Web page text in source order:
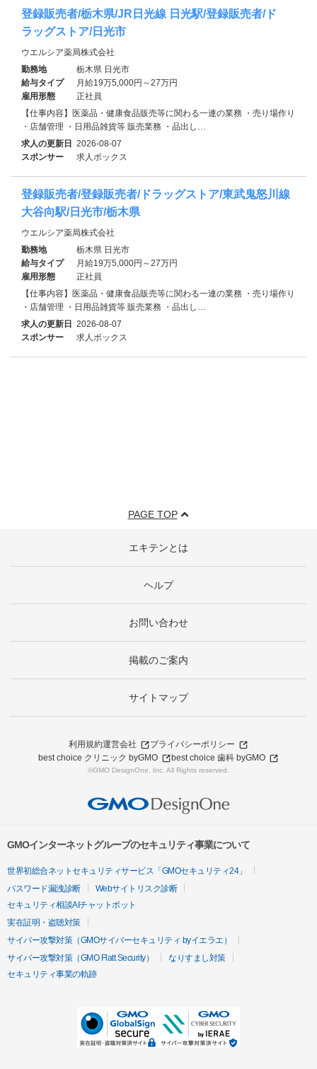
登録販売者/栃木県/JR日光線 日光駅/登録販売者/ド
ラッグストア/日光市
ウエルシア薬局株式会社
勤務地
栃木県 日光市
給与タイプ
月給19万5,000円～27万円
雇用形態
正社員
【仕事内容】医薬品・健康食品販売等に関わる一連の業務 ・売り場作り
・店舗管理 ・日用品雑貨等 販売業務 ・品出し…
求人の更新日 2026-08-07
スポンサー
求人ボックス
登録販売者/登録販売者/ドラッグストア/東武鬼怒川線
大谷向駅/日光市/栃木県
ウエルシア薬局株式会社
勤務地
栃木県 日光市
給与タイプ
月給19万5,000円～27万円
雇用形態
正社員
【仕事内容】医薬品・健康食品販売等に関わる一連の業務 ・売り場作り
・店舗管理 ・日用品雑貨等 販売業務 ・品出し…
求人の更新日 2026-08-07
スポンサー
求人ボックス
PAGE TOP
エキテンとは
ヘルプ
お問い合わせ
掲載のご案内
サイトマップ
利用規約運営会社
プライバシーポリシー
best choice クリニック byGMO
best choice 歯科 byGMO
©GMO DesignOne, Inc. All Rights reserved.
GMOインターネットグループのセキュリティ事業について
世界初総合ネットセキュリティサービス「GMOセキュリティ24」
パスワード漏洩診断
Webサイトリスク診断
セキュリティ相談AIチャットボット
実在証明・盗聴対策
サイバー攻撃対策（GMOサイバーセキュリティ byイエラエ）
サイバー攻撃対策（GMO Flatt Security）
なりすまし対策
セキュリティ事業の軌跡